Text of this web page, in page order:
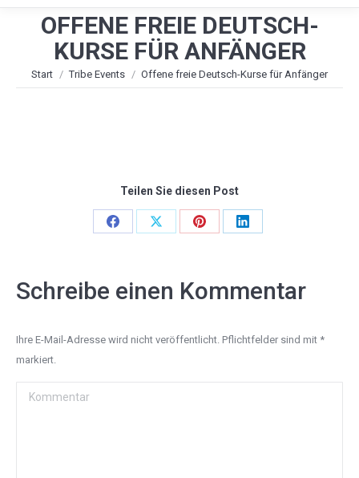
OFFENE FREIE DEUTSCH-
KURSE FÜR ANFÄNGER
Sie befinden sich hier:
Start Tribe Events Offene freie Deutsch-Kurse für Anfänger
Teilen Sie diesen Post
Share
Facebook
Share
Share
Share
LinkedIn
Schreibe einen Kommentar
Ihre E-Mail-Adresse wird nicht veröffentlicht. Pflichtfelder sind mit *
markiert.
Kommentar